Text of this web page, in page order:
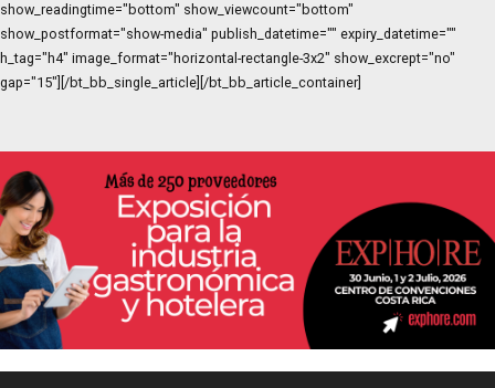
show_readingtime="bottom" show_viewcount="bottom"
show_postformat="show-media" publish_datetime="" expiry_datetime=""
h_tag="h4" image_format="horizontal-rectangle-3x2" show_excrept="no"
gap="15"][/bt_bb_single_article][/bt_bb_article_container]